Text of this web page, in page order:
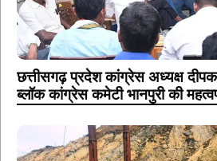
छत्तीसगढ़ प्रदेश कांग्रेस अध्यक्ष
ब्लॉक कांग्रेस कमेटी भानपुरी की